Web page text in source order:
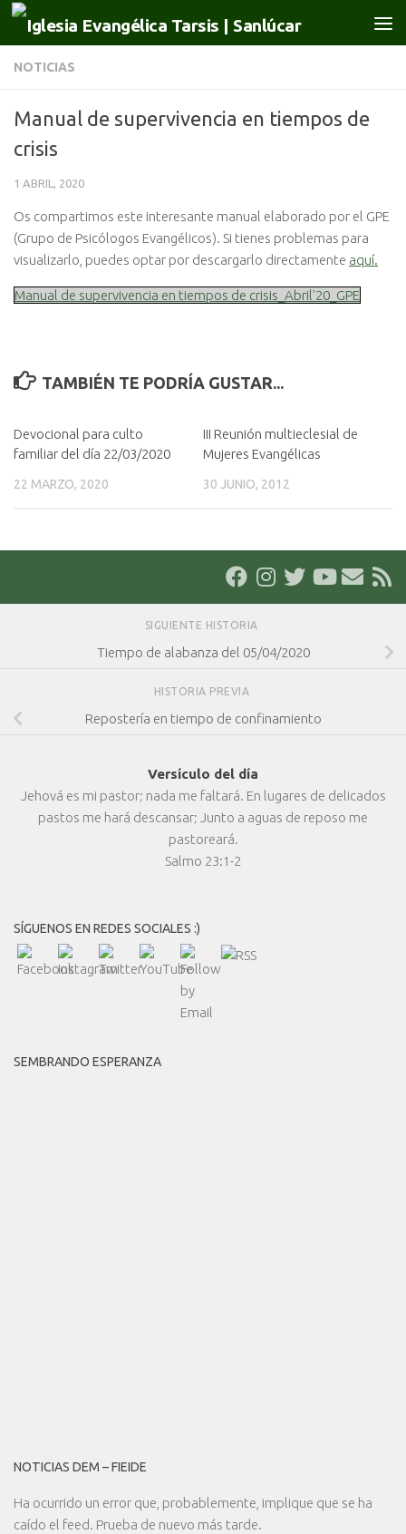
Saltar al contenido
NOTICIAS
Manual de supervivencia en tiempos de
crisis
1 ABRIL, 2020
Os compartimos este interesante manual elaborado por el GPE
(Grupo de Psicólogos Evangélicos). Si tienes problemas para
visualizarlo, puedes optar por descargarlo directamente aquí.
Manual de supervivencia en tiempos de crisis_Abril'20_GPE
TAMBIÉN TE PODRÍA GUSTAR...
Devocional para culto
familiar del día 22/03/2020
22 MARZO, 2020
III Reunión multieclesial de
Mujeres Evangélicas
30 JUNIO, 2012
SIGUIENTE HISTORIA
Tiempo de alabanza del 05/04/2020
HISTORIA PREVIA
Repostería en tiempo de confinamiento
Versículo del día
Jehová es mi pastor; nada me faltará. En lugares de delicados
pastos me hará descansar; Junto a aguas de reposo me
pastoreará.
Salmo 23:1-2
SÍGUENOS EN REDES SOCIALES :)
SEMBRANDO ESPERANZA
NOTICIAS DEM – FIEIDE
Ha ocurrido un error que, probablemente, implique que se ha
caído el feed. Prueba de nuevo más tarde.